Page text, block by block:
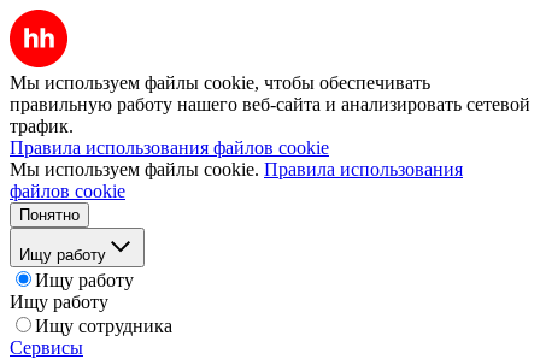
Мы используем файлы cookie, чтобы обеспечивать
правильную работу нашего веб-сайта и анализировать сетевой
трафик.
Правила использования файлов cookie
Мы используем файлы cookie. Правила использования
файлов cookie
Понятно
Ищу работу
Ищу работу
Ищу работу
Ищу сотрудника
Сервисы